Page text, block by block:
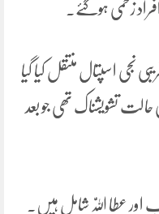
نجی اسپتال منتقل کیا گیا
تشویشناک تھی جو بعد
اور عطا اللّٰہ شامل ہیں۔